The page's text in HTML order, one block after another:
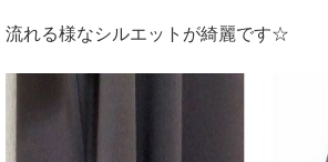
流れる様なシルエットが綺麗です☆